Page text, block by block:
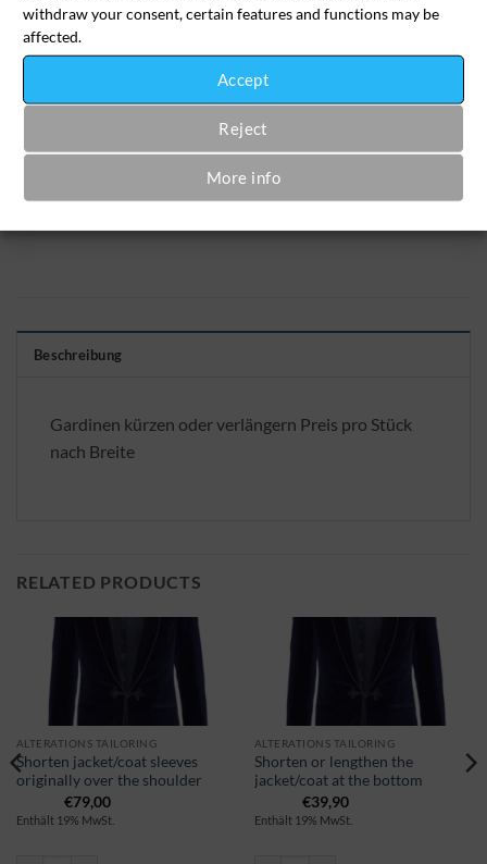
withdraw your consent, certain features and functions may be
affected.
Accept
Reject
More info
SKU:aen-gar-2023
Beschreibung
Gardinen kürzen oder verlängern Preis pro Stück
nach Breite
RELATED PRODUCTS
ALTERATIONS TAILORING
Shorten jacket/coat sleeves
originally over the shoulder
€79,00
Enthält 19% MwSt.
ALTERATIONS TAILORING
Shorten or lengthen the
jacket/coat at the bottom
€39,90
Enthält 19% MwSt.